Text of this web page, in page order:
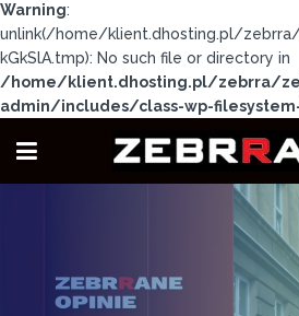
Warning:
unlink(/home/klient.dhosting.pl/
kGkSlA.tmp): No such file or directory in
/home/klient.dhosting.pl/zebrra/
admin/includes/class-wp-